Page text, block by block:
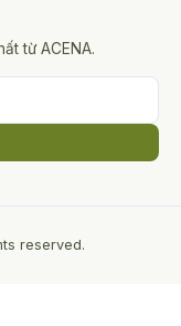
từ ACENA.
reserved.